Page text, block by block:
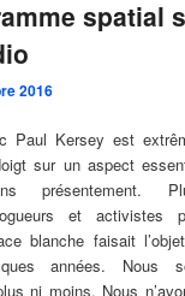
spatial
2016
Paul Kersey est
sur un aspect
présentement.
et activistes
blanche faisait
années. Nous
ni moins. Nous